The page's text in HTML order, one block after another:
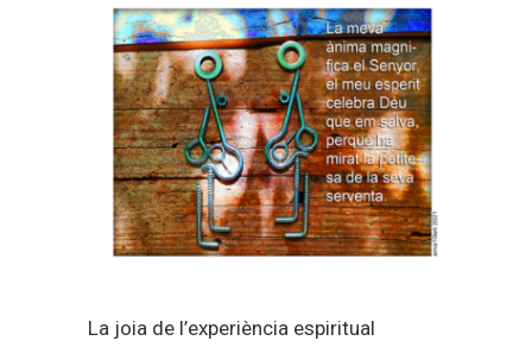
La joia de l’experiència espiritual